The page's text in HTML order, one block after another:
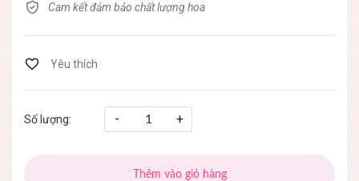
Cam kết đảm bảo chất lượng hoa
Số lượng: - +
Thêm vào giỏ hàng